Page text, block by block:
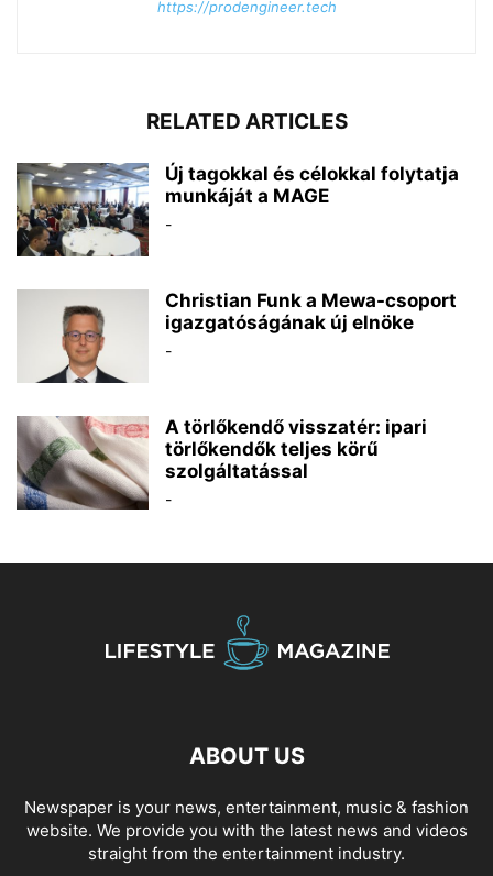
https://prodengineer.tech
RELATED ARTICLES
Új tagokkal és célokkal folytatja
munkáját a MAGE
-
Christian Funk a Mewa-csoport
igazgatóságának új elnöke
-
A törlőkendő visszatér: ipari
törlőkendők teljes körű
szolgáltatással
-
ABOUT US
Newspaper is your news, entertainment, music & fashion
website. We provide you with the latest news and videos
straight from the entertainment industry.